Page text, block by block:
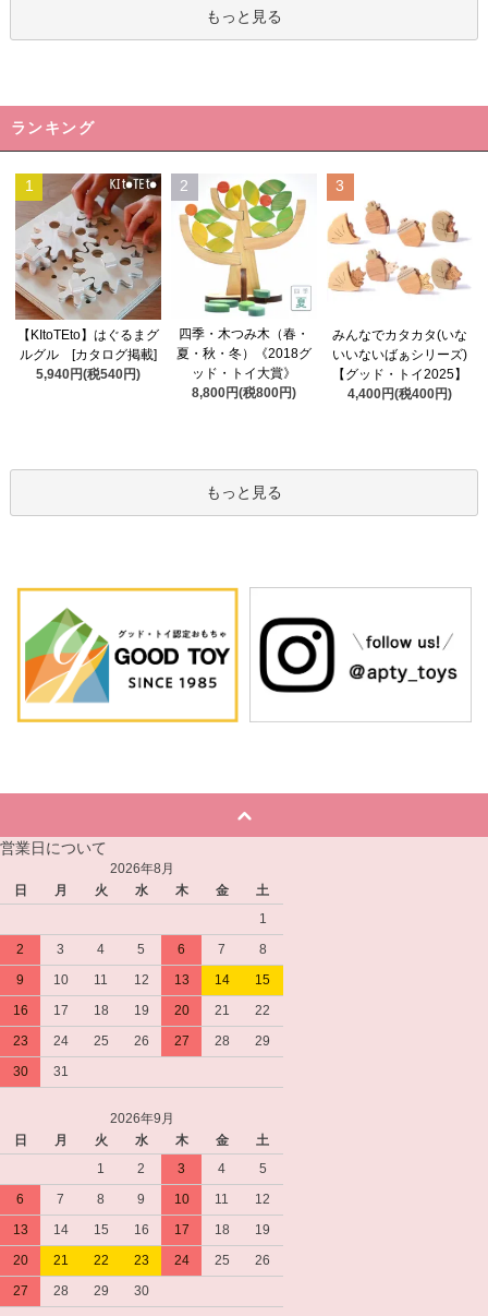
もっと見る
ランキング
1
【KItoTEto】はぐるまグ
ルグル [カタログ掲載]
5,940円(税540円)
2
四季・木つみ木（春・
夏・秋・冬）《2018グ
ッド・トイ大賞》
8,800円(税800円)
3
みんなでカタカタ(いな
いいないばぁシリーズ)
【グッド・トイ2025】
4,400円(税400円)
もっと見る
営業日について
2026年8月
日
月 火 水 木 金
土
1
2
3 4 5 6 7
8
9
10 11 12 13 14
15
16
17 18 19 20 21
22
23
24 25 26 27 28
29
30
31
2026年9月
日
月 火 水 木 金
土
1
2 3 4
5
6
7 8 9 10 11
12
13
14 15 16 17 18
19
20
21 22 23 24 25
26
27
28 29 30